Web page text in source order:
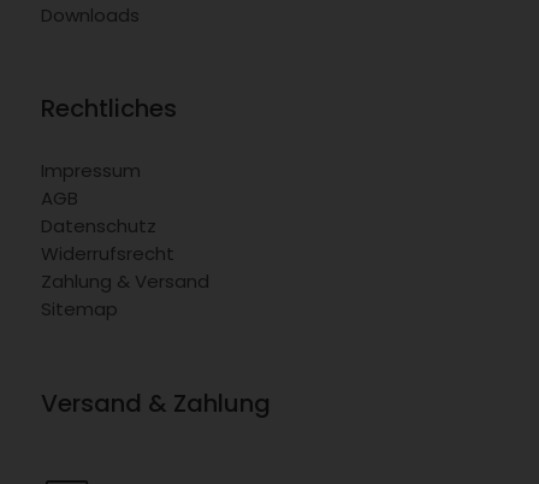
Downloads
Rechtliches
Impressum
AGB
Datenschutz
Widerrufsrecht
Zahlung & Versand
Sitemap
Versand & Zahlung